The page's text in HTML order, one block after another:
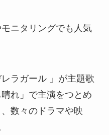
ニタリングでも人気
ラガール 」が主題歌
れ」で主演をつとめ
数々のドラマや映